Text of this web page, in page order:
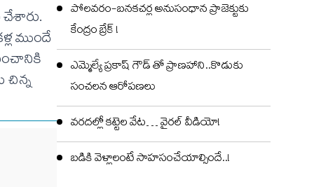
ముందే
చిన్న
పోలవరం-బనకచర్ల అనుసంధాన ప్రాజెక్టుకు
కేంద్రం బ్రేక్ !
ఎమ్మెల్యే ప్రకాష్ గౌడ్ తో ప్రాణహాని..కొడుకు
సంచలన ఆరోపణలు
వరదల్లో కట్టెల వేట… వైరల్ వీడియో!
బడికి వెళ్లాలంటే సాహసంచేయాల్సిందే..!